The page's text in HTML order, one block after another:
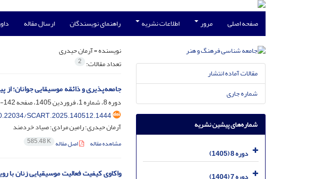
صفحه اصلی مرور اطلاعات نشریه راهنمای نویسندگان ارسال مقاله
نویسنده =آرمان حیدری
تعداد مقالات: 2
جامعه‌پذیری و ذائقه موسیقایی جوانان؛
دوره 8، شماره 1، فروردین 1405، صفحه
142-157
SCART.2025.140512.1444
آرمان حیدری؛ رامین مرادی؛ صیاد خردمند
مشاهده مقاله اصل مقاله 585.48 K
واکاوی کیفیت فعالیت موسیقیایی زنان با
مقالات آماده انتشار
شماره جاری
شماره‌های پیشین نشریه
دوره 8 (1405)